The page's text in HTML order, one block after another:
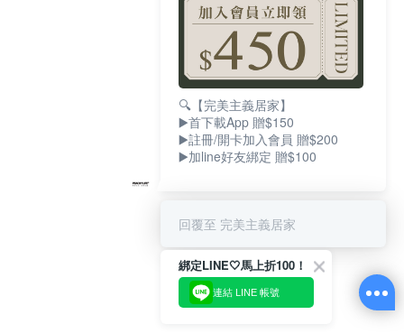
🔍【完美主義居家】
▶️首下載App 贈$150
▶️註冊/開卡加入會員 贈$200
▶️加line好友綁定 贈$100
回覆至 完美主義居家
綁定LINE🤍馬上折100！
連結 LINE 帳號